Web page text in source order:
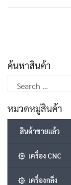
ค้นหาสินค้า
for:
หมวดหมู่สินค้า
สินค้าขายแล้ว
เครื่อง CNC
เครื่องกลึง